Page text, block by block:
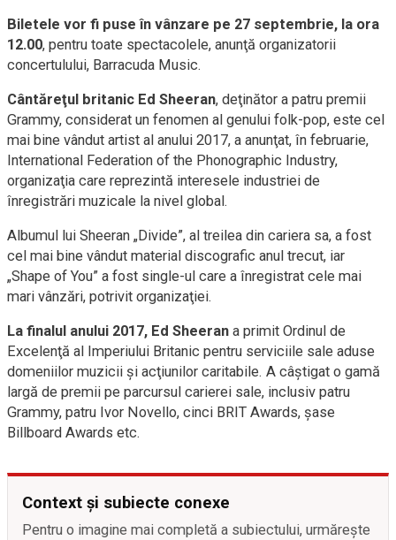
Biletele vor fi puse în vânzare pe 27 septembrie, la ora
12.00, pentru toate spectacolele, anunţă organizatorii
concertulului, Barracuda Music.
Cântăreţul britanic Ed Sheeran, deţinător a patru premii
Grammy, considerat un fenomen al genului folk-pop, este cel
mai bine vândut artist al anului 2017, a anunţat, în februarie,
International Federation of the Phonographic Industry,
organizaţia care reprezintă interesele industriei de
înregistrări muzicale la nivel global.
Albumul lui Sheeran „Divide”, al treilea din cariera sa, a fost
cel mai bine vândut material discografic anul trecut, iar
„Shape of You” a fost single-ul care a înregistrat cele mai
mari vânzări, potrivit organizaţiei.
La finalul anului 2017, Ed Sheeran a primit Ordinul de
Excelenţă al Imperiului Britanic pentru serviciile sale aduse
domeniilor muzicii şi acţiunilor caritabile. A câştigat o gamă
largă de premii pe parcursul carierei sale, inclusiv patru
Grammy, patru Ivor Novello, cinci BRIT Awards, şase
Billboard Awards etc.
Context și subiecte conexe
Pentru o imagine mai completă a subiectului, urmărește